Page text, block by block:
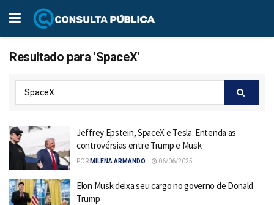
Resultado para 'SpaceX'
Jeffrey Epstein, SpaceX e Tesla: Entenda as
controvérsias entre Trump e Musk
POR MILENA ARMANDO 06/06/2025
Elon Musk deixa seu cargo no governo de Donald
Trump